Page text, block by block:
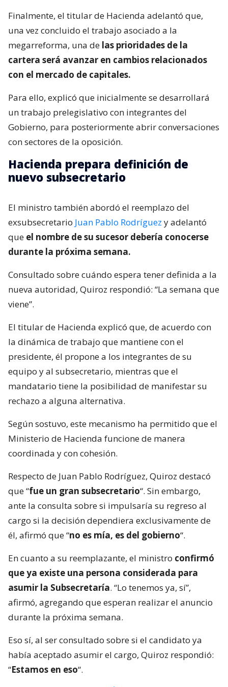
Finalmente, el titular de Hacienda adelantó que,
una vez concluido el trabajo asociado a la
megarreforma, una de las prioridades de la
cartera será avanzar en cambios relacionados
con el mercado de capitales.
Para ello, explicó que inicialmente se desarrollará
un trabajo prelegislativo con integrantes del
Gobierno, para posteriormente abrir conversaciones
con sectores de la oposición.
Hacienda prepara definición de
nuevo subsecretario
El ministro también abordó el reemplazo del
exsubsecretario Juan Pablo Rodríguez y adelantó
que el nombre de su sucesor debería conocerse
durante la próxima semana.
Consultado sobre cuándo espera tener definida a la
nueva autoridad, Quiroz respondió: “La semana que
viene”.
El titular de Hacienda explicó que, de acuerdo con
la dinámica de trabajo que mantiene con el
presidente, él propone a los integrantes de su
equipo y al subsecretario, mientras que el
mandatario tiene la posibilidad de manifestar su
rechazo a alguna alternativa.
Según sostuvo, este mecanismo ha permitido que el
Ministerio de Hacienda funcione de manera
coordinada y con cohesión.
Respecto de Juan Pablo Rodríguez, Quiroz destacó
que “fue un gran subsecretario“. Sin embargo,
ante la consulta sobre si impulsaría su regreso al
cargo si la decisión dependiera exclusivamente de
él, afirmó que “no es mía, es del gobierno“.
En cuanto a su reemplazante, el ministro confirmó
que ya existe una persona considerada para
asumir la Subsecretaría. “Lo tenemos ya, sí”,
afirmó, agregando que esperan realizar el anuncio
durante la próxima semana.
Eso sí, al ser consultado sobre si el candidato ya
había aceptado asumir el cargo, Quiroz respondió:
“Estamos en eso“.